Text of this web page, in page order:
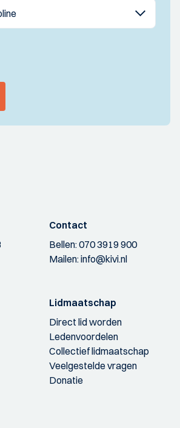
Contact
Bellen:070 3919 900
Mailen:info@kivi.nl
Lidmaatschap
Direct lid worden
Ledenvoordelen
Collectief lidmaatschap
Veelgestelde vragen
Donatie